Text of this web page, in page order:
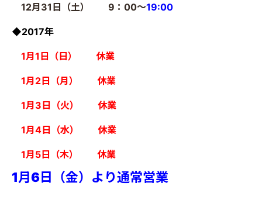
12月31日（土） 9：00～19:00
◆2017年
1月1日（日） 休業
1月2日（月） 休業
1月3日（火） 休業
1月4日（水） 休業
1月5日（木） 休業
1月6日（金）より通常営業